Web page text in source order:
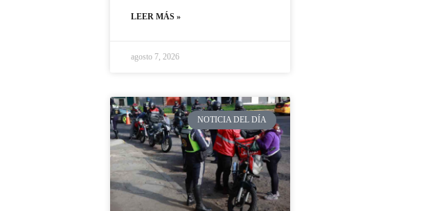
LEER MÁS »
agosto 7, 2026
NOTICIA DEL DÍA